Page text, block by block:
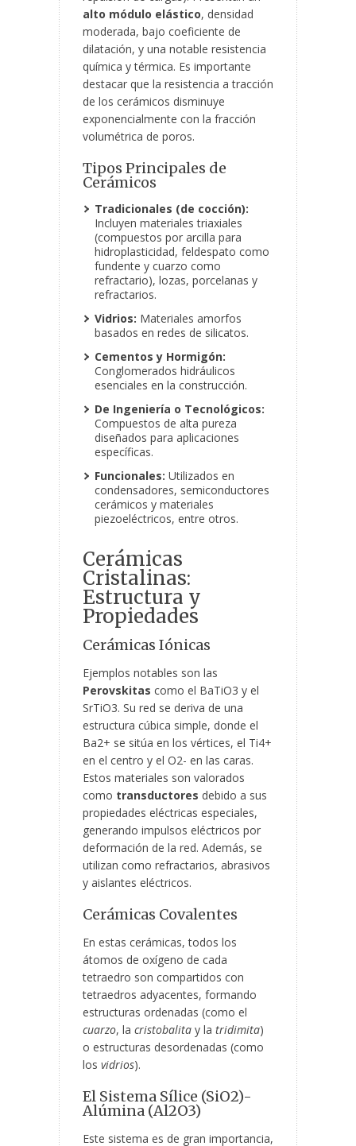
alto módulo elástico, densidad
moderada, bajo coeficiente de
dilatación, y una notable resistencia
química y térmica. Es importante
destacar que la resistencia a tracción
de los cerámicos disminuye
exponencialmente con la fracción
volumétrica de poros.
Tipos Principales de
Cerámicos
Tradicionales (de cocción):
Incluyen materiales triaxiales
(compuestos por arcilla para
hidroplasticidad, feldespato como
fundente y cuarzo como
refractario), lozas, porcelanas y
refractarios.
Vidrios: Materiales amorfos
basados en redes de silicatos.
Cementos y Hormigón:
Conglomerados hidráulicos
esenciales en la construcción.
De Ingeniería o Tecnológicos:
Compuestos de alta pureza
diseñados para aplicaciones
específicas.
Funcionales: Utilizados en
condensadores, semiconductores
cerámicos y materiales
piezoeléctricos, entre otros.
Cerámicas
Cristalinas:
Estructura y
Propiedades
Cerámicas Iónicas
Ejemplos notables son las
Perovskitas como el BaTiO3 y el
SrTiO3. Su red se deriva de una
estructura cúbica simple, donde el
Ba2+ se sitúa en los vértices, el Ti4+
en el centro y el O2- en las caras.
Estos materiales son valorados
como transductores debido a sus
propiedades eléctricas especiales,
generando impulsos eléctricos por
deformación de la red. Además, se
utilizan como refractarios, abrasivos
y aislantes eléctricos.
Cerámicas Covalentes
En estas cerámicas, todos los
átomos de oxígeno de cada
tetraedro son compartidos con
tetraedros adyacentes, formando
estructuras ordenadas (como el
cuarzo, la cristobalita y la tridimita)
o estructuras desordenadas (como
los vidrios).
El Sistema Sílice (SiO2)-
Alúmina (Al2O3)
Este sistema es de gran importancia,